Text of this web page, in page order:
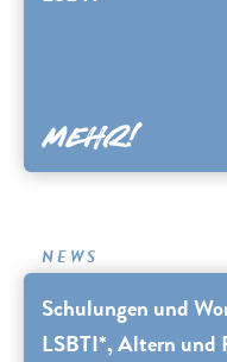
NEWS
Schulungen und
LSBTI*, Altern und